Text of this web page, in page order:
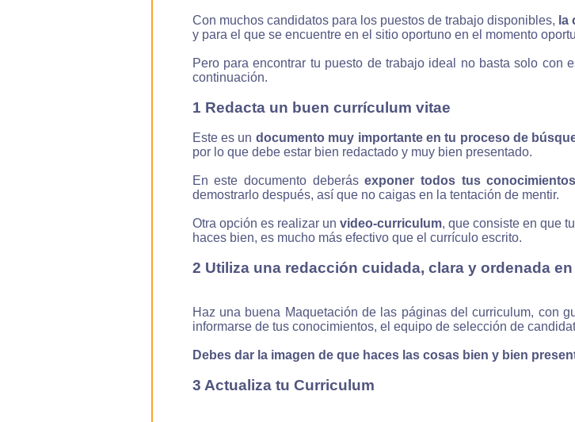
Con muchos candidatos para los puestos de trabajo disponibles, la
y para el que se encuentre en el sitio oportuno en el momento
Pero para encontrar tu puesto de trabajo ideal no basta solo con
continuación.
1 Redacta un buen currículum vitae
Este es un documento muy importante en tu proceso de
por lo que debe estar bien redactado y muy bien presentado.
En este documento deberásexponer todos tus
demostrarlo después, así que no caigas en la tentación de mentir.
Otra opción es realizar un video-curriculum, que consiste en que
haces bien, es mucho más efectivo que el currículo escrito.
2 Utiliza una redacción cuidada, clara y ordenada
Haz una buena Maquetación de las páginas del curriculum, con
informarse de tus conocimientos, el equipo de selección de
Debes dar la imagen de que haces las cosas bien y bien
3 Actualiza tu Curriculum